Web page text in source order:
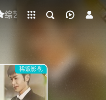
综艺 动漫 短剧
稀饭影视